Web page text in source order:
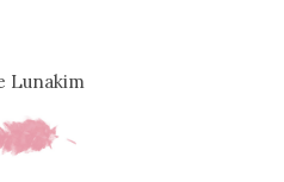
Lunakim